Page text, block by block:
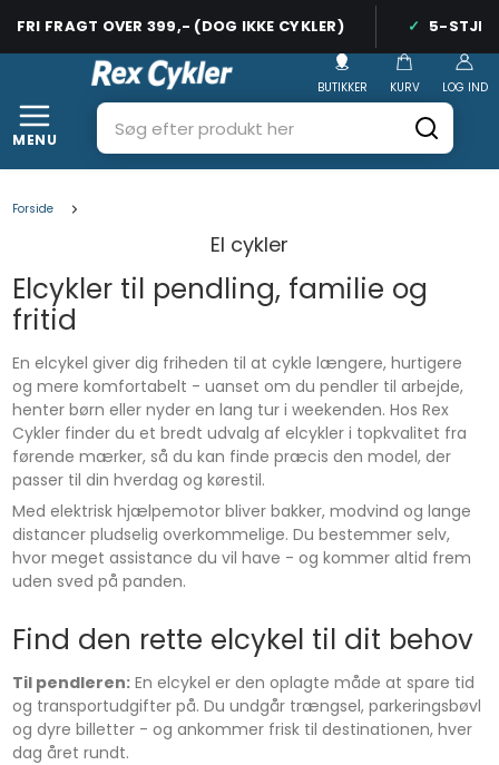
FRAGT OVER 399,- (DOG IKKE CYKLER) 5-
MENU
LOG IND
BUTIKKER KURV
Forside
El cykler
Elcykler til pendling, familie og
fritid
En elcykel giver dig friheden til at cykle længere, hurtigere
og mere komfortabelt - uanset om du pendler til arbejde,
henter børn eller nyder en lang tur i weekenden. Hos Rex
Cykler finder du et bredt udvalg af elcykler i topkvalitet fra
førende mærker, så du kan finde præcis den model, der
passer til din hverdag og kørestil.
Med elektrisk hjælpemotor bliver bakker, modvind og lange
distancer pludselig overkommelige. Du bestemmer selv,
hvor meget assistance du vil have - og kommer altid frem
uden sved på panden.
Find den rette elcykel til dit behov
Til pendleren: En elcykel er den oplagte måde at spare tid
og transportudgifter på. Du undgår trængsel, parkeringsbøvl
og dyre billetter - og ankommer frisk til destinationen, hver
dag året rundt.